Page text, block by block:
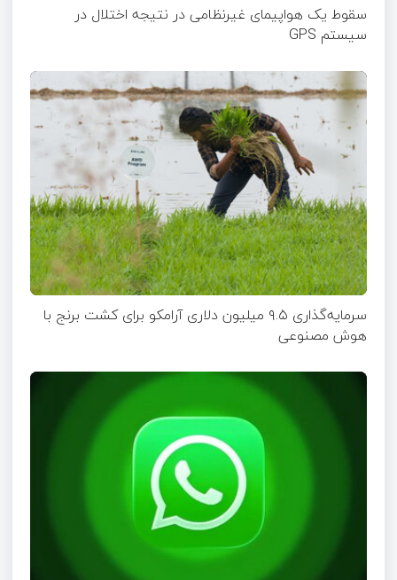
سقوط یک هواپیمای غیرنظامی در نتیجه اختلال در
سیستم‌ GPS
سرمایه‌گذاری ۹.۵ میلیون دلاری آرامکو برای کشت برنج با
هوش مصنوعی